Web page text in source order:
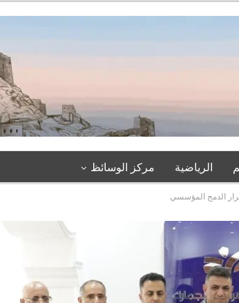
الرياضية مركز الوسائظ
الدمج المؤسسي